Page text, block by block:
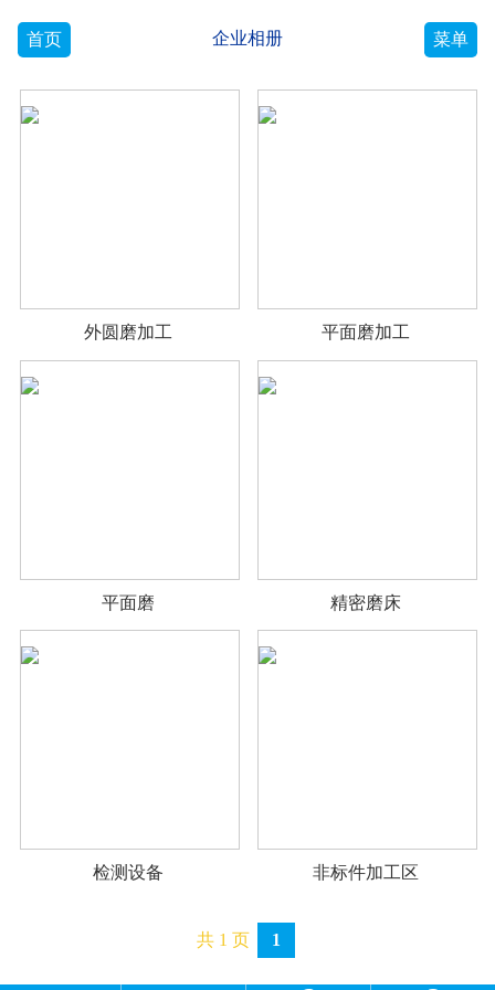
首页 企业相册 菜单
外圆磨加工 平面磨加工
平面磨 精密磨床
检测设备 非标件加工区
共 1 页 1